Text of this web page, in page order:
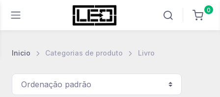
0
Inicio Categorias de produto Livro